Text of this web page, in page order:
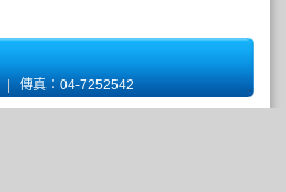
傳真：04-7252542